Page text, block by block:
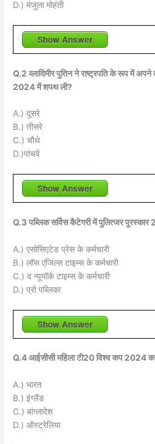
D.) मंजुला मोहंती
Show Answer
Q.2 व्लादिमीर पुतिन ने राष्ट्रपति के रूप में
2024 में शपथ ली?
A.) दूसरे
B.) तीसरे
C.) चौथे
D.)पांचवें
Show Answer
Q.3 पब्लिक सर्विस कैटेगरी में पुलित्जर पुरस्कार
A.) एसोसिएटेड प्रेस के कर्मचारी
B.) लॉस एंजिल्स टाइम्स के कर्मचारी
C.) द न्यूयॉर्क टाइम्स के कर्मचारी
D.) प्रो पब्लिका
Show Answer
Q.4 आईसीसी महिला टी20 विश्व कप 2024
A.) भारत
B.) इंग्लैंड
C.) बांग्लादेश
D.) ऑस्ट्रेलिया